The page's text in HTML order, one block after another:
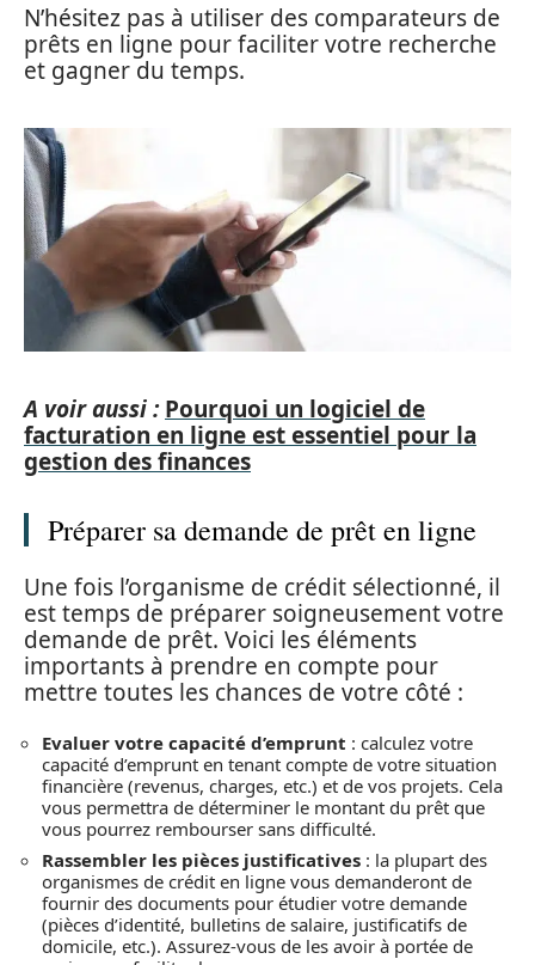
N’hésitez pas à utiliser des comparateurs de
prêts en ligne pour faciliter votre recherche
et gagner du temps.
A voir aussi : Pourquoi un logiciel de
facturation en ligne est essentiel pour la
gestion des finances
Préparer sa demande de prêt en ligne
Une fois l’organisme de crédit sélectionné, il
est temps de préparer soigneusement votre
demande de prêt. Voici les éléments
importants à prendre en compte pour
mettre toutes les chances de votre côté :
Evaluer votre capacité d’emprunt : calculez votre
capacité d’emprunt en tenant compte de votre situation
financière (revenus, charges, etc.) et de vos projets. Cela
vous permettra de déterminer le montant du prêt que
vous pourrez rembourser sans difficulté.
Rassembler les pièces justificatives : la plupart des
organismes de crédit en ligne vous demanderont de
fournir des documents pour étudier votre demande
(pièces d’identité, bulletins de salaire, justificatifs de
domicile, etc.). Assurez-vous de les avoir à portée de